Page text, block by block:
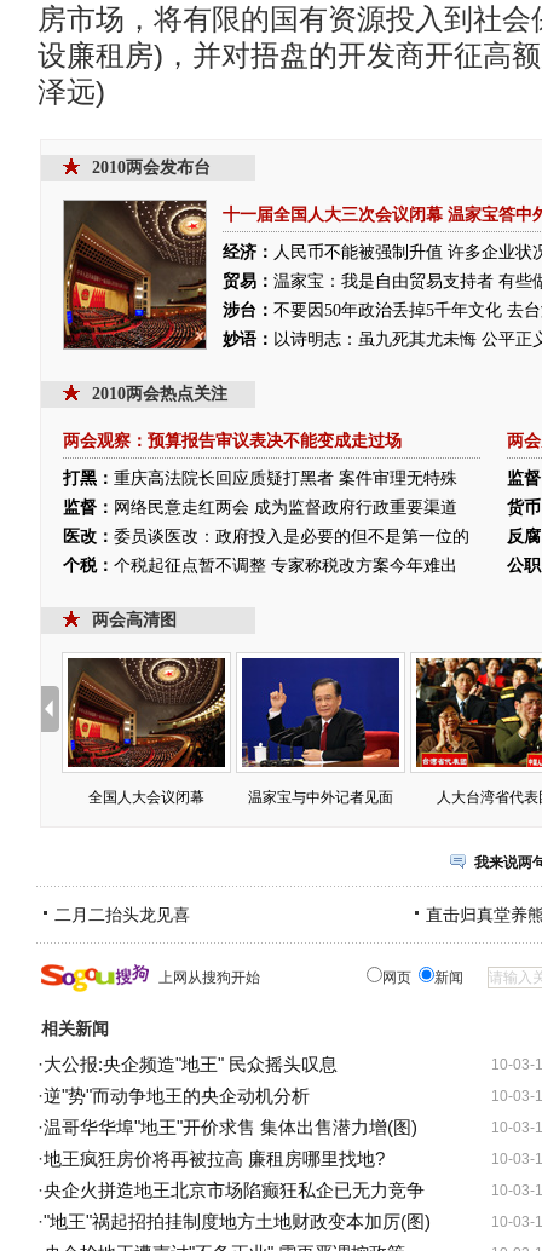
房市场，将有限的国有资源投入到社
设廉租房)，并对捂盘的开发商开征高
泽远)
2010两会发布台
十一届全国人大三次会议闭幕 温家宝答中
经济： 人民币不能被强制升值 许多企业状
贸易： 温家宝：我是自由贸易支持者 有些
涉台： 不要因50年政治丢掉5千年文化 去
妙语： 以诗明志：虽九死其尤未悔 公平正
2010两会热点关注
两会观察：预算报告审议表决不能变成走过场
打黑： 重庆高法院长回应质疑打黑者 案件审理无特殊
监督： 网络民意走红两会 成为监督政府行政重要渠道
医改： 委员谈医改：政府投入是必要的但不是第一位的
个税： 个税起征点暂不调整 专家称税改方案今年难出
两
监
货
反
公
两会高清图
全国人大会议闭幕 温家宝与中外记者见面 人大台湾省代表
我来说两
二月二抬头龙见喜 直击归真堂养
上网从搜狗开始 网页 新闻
相关新闻
10-03-
·大公报:央企频造"地王" 民众摇头叹息
10-03-
·逆"势"而动争地王的央企动机分析
10-03-
·温哥华华埠"地王"开价求售 集体出售潜力增(图)
10-03-
·地王疯狂房价将再被拉高 廉租房哪里找地?
10-03-
·央企火拼造地王北京市场陷癫狂私企已无力竞争
10-03-
·"地王"祸起招拍挂制度地方土地财政变本加厉(图)